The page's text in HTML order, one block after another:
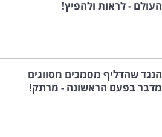
העולם - לראות ולהפיץ!
הנגד שהדליף מסמכים מסווגים
מדבר בפעם הראשונה - מרתק!